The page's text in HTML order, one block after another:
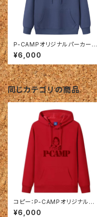
P-CAMPオリジナルパーカー
裏起毛 紺色
¥6,000
同じカテゴリの商品
コピー：P-CAMPオリジナルパ
ーカー 裏起毛 紺色
¥6,000